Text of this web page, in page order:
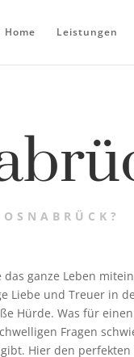
Home Leistungen
ganze Leben
Liebe und Treuer in
Hürde. Was für
Fragen
Hier den